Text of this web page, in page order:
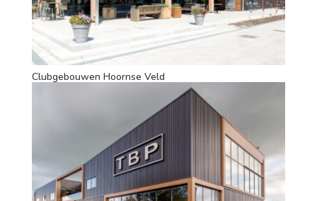
Clubgebouwen Hoornse Veld